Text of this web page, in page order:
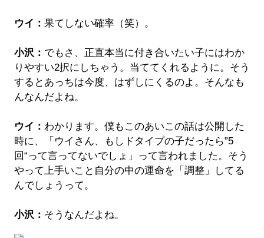
ウイ： 果てしない確率（笑）。
小沢： でもさ、正直本当に付き合いたい子にはわか
りやすい2択にしちゃう。当ててくれるように。そう
するとあっちは今度、はずしにくるのよ。そんなも
んなんだよね。
ウイ： わかります。僕もこのあいこの話は公開した
時に、「ウイさん、もしドタイプの子だったら”5
回“って言ってないでしょ」って言われました。そう
やって上手いこと自分の中の運命を「調整」してる
んでしょうって。
小沢： そうなんだよね。